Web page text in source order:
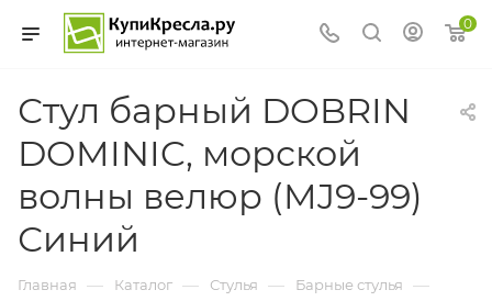
0
Стул барный DOBRIN
DOMINIC, морской
волны велюр (MJ9-99)
Синий
Главная — Каталог — Стулья — Барные стулья —